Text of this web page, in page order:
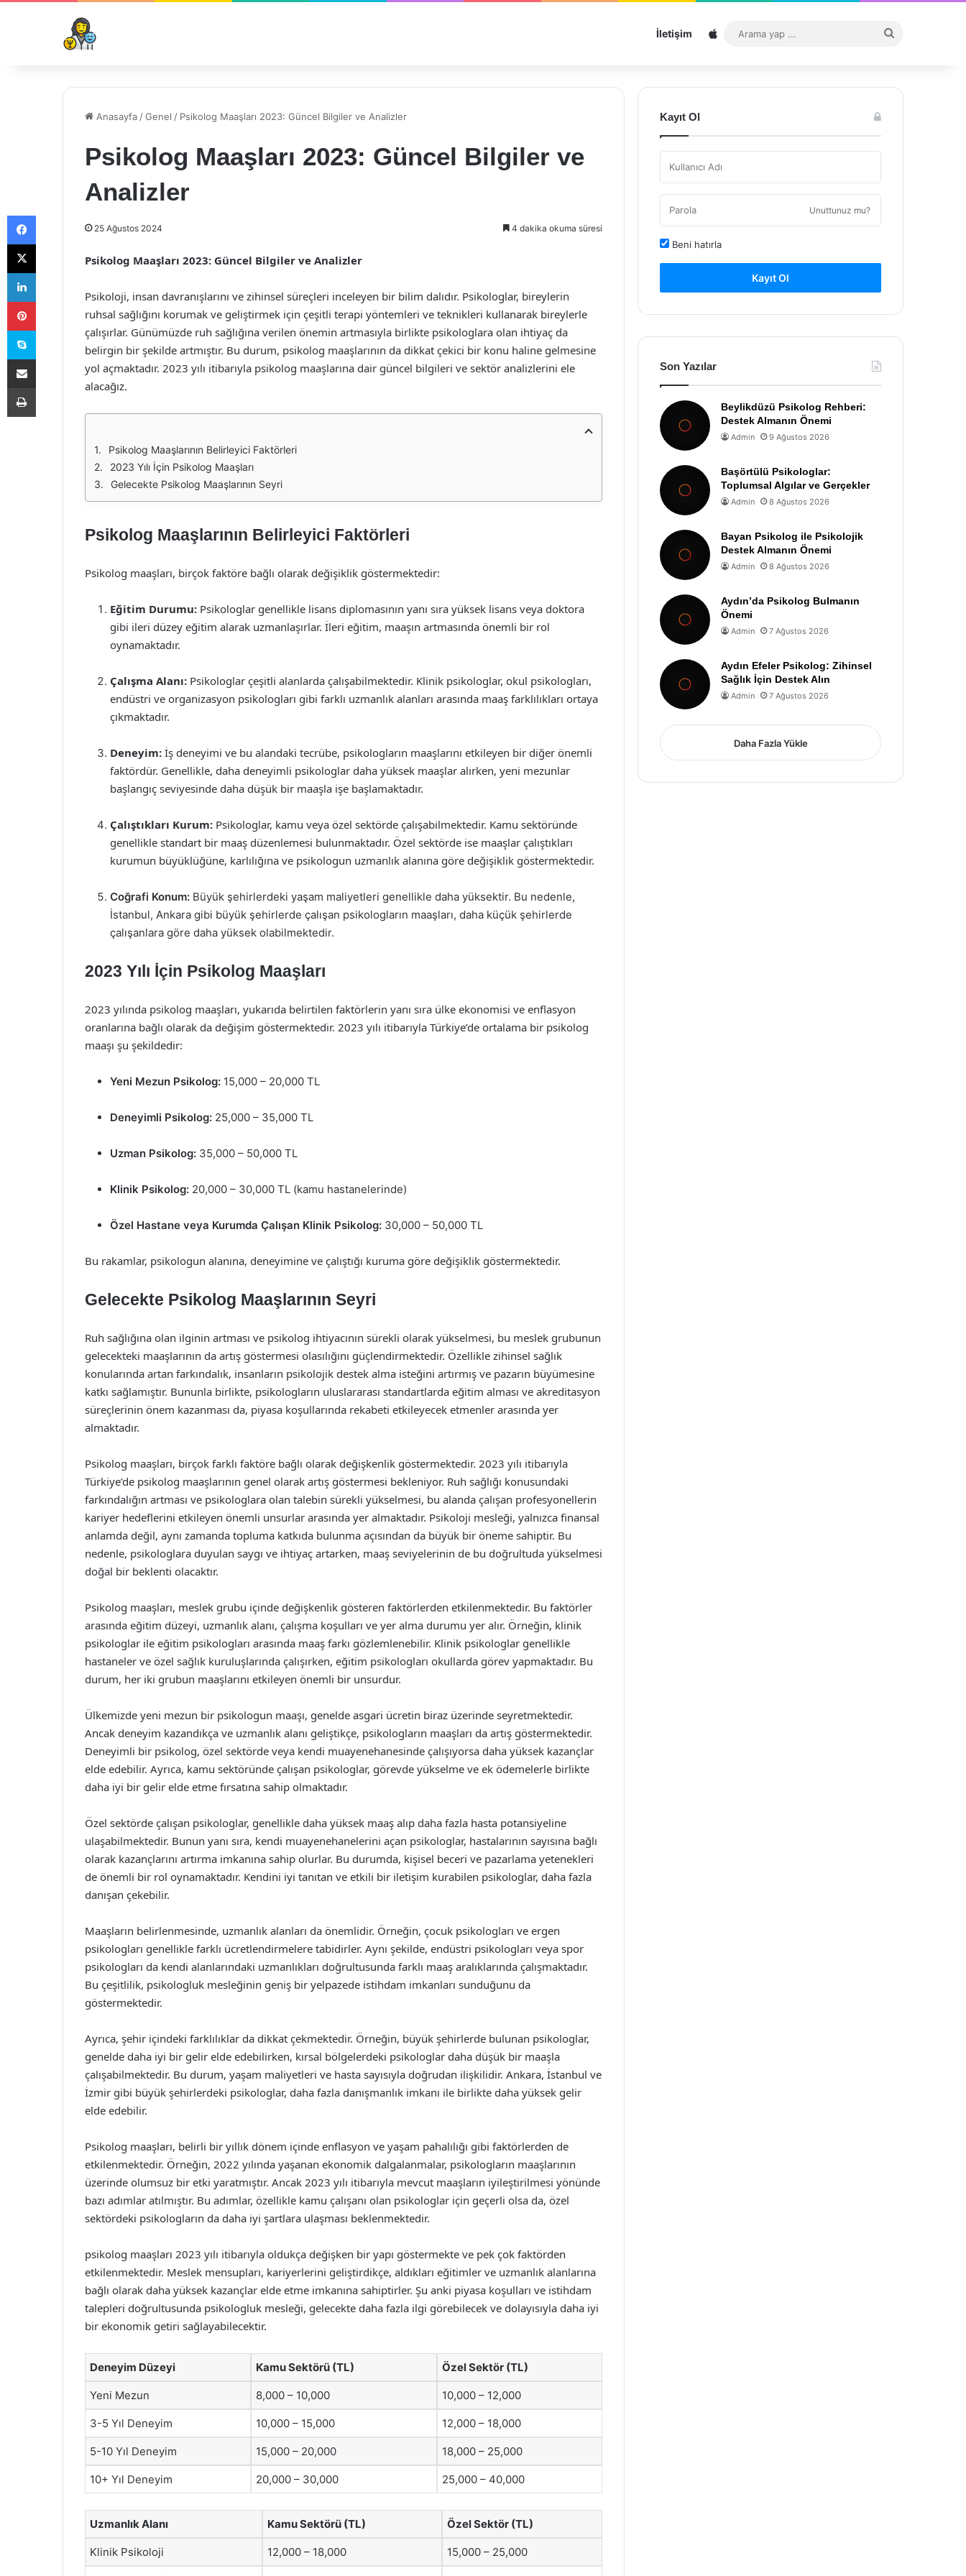
İletişim Sitemap
...
Anasayfa /Genel / Psikolog Maaşları 2023: Güncel Bilgiler ve Analizler
Psikolog Maaşları 2023: Güncel Bilgiler ve
Analizler
25 Ağustos 2024 4 dakika okuma süresi
Psikolog Maaşları 2023: Güncel Bilgiler ve Analizler
Psikoloji, insan davranışlarını ve zihinsel süreçleri inceleyen bir bilim dalıdır. Psikologlar, bireylerin
ruhsal sağlığını korumak ve geliştirmek için çeşitli terapi yöntemleri ve teknikleri kullanarak bireylerle
çalışırlar. Günümüzde ruh sağlığına verilen önemin artmasıyla birlikte psikologlara olan ihtiyaç da
belirgin bir şekilde artmıştır. Bu durum, psikolog maaşlarının da dikkat çekici bir konu haline gelmesine
yol açmaktadır. 2023 yılı itibarıyla psikolog maaşlarına dair güncel bilgileri ve sektör analizlerini ele
alacağız.
Psikolog Maaşlarının Belirleyici Faktörleri
2023 Yılı İçin Psikolog Maaşları
Gelecekte Psikolog Maaşlarının Seyri
Psikolog Maaşlarının Belirleyici Faktörleri
Psikolog maaşları, birçok faktöre bağlı olarak değişiklik göstermektedir:
Eğitim Durumu: Psikologlar genellikle lisans diplomasının yanı sıra yüksek lisans veya doktora
gibi ileri düzey eğitim alarak uzmanlaşırlar. İleri eğitim, maaşın artmasında önemli bir rol
oynamaktadır.
Çalışma Alanı: Psikologlar çeşitli alanlarda çalışabilmektedir. Klinik psikologlar, okul psikologları,
endüstri ve organizasyon psikologları gibi farklı uzmanlık alanları arasında maaş farklılıkları ortaya
çıkmaktadır.
Deneyim: İş deneyimi ve bu alandaki tecrübe, psikologların maaşlarını etkileyen bir diğer önemli
faktördür. Genellikle, daha deneyimli psikologlar daha yüksek maaşlar alırken, yeni mezunlar
başlangıç seviyesinde daha düşük bir maaşla işe başlamaktadır.
Çalıştıkları Kurum: Psikologlar, kamu veya özel sektörde çalışabilmektedir. Kamu sektöründe
genellikle standart bir maaş düzenlemesi bulunmaktadır. Özel sektörde ise maaşlar çalıştıkları
kurumun büyüklüğüne, karlılığına ve psikologun uzmanlık alanına göre değişiklik göstermektedir.
Coğrafi Konum: Büyük şehirlerdeki yaşam maliyetleri genellikle daha yüksektir. Bu nedenle,
İstanbul, Ankara gibi büyük şehirlerde çalışan psikologların maaşları, daha küçük şehirlerde
çalışanlara göre daha yüksek olabilmektedir.
2023 Yılı İçin Psikolog Maaşları
2023 yılında psikolog maaşları, yukarıda belirtilen faktörlerin yanı sıra ülke ekonomisi ve enflasyon
oranlarına bağlı olarak da değişim göstermektedir. 2023 yılı itibarıyla Türkiye’de ortalama bir psikolog
maaşı şu şekildedir:
Yeni Mezun Psikolog: 15,000 – 20,000 TL
Deneyimli Psikolog: 25,000 – 35,000 TL
Uzman Psikolog: 35,000 – 50,000 TL
Klinik Psikolog: 20,000 – 30,000 TL (kamu hastanelerinde)
Özel Hastane veya Kurumda Çalışan Klinik Psikolog: 30,000 – 50,000 TL
Bu rakamlar, psikologun alanına, deneyimine ve çalıştığı kuruma göre değişiklik göstermektedir.
Gelecekte Psikolog Maaşlarının Seyri
Ruh sağlığına olan ilginin artması ve psikolog ihtiyacının sürekli olarak yükselmesi, bu meslek grubunun
gelecekteki maaşlarının da artış göstermesi olasılığını güçlendirmektedir. Özellikle zihinsel sağlık
konularında artan farkındalık, insanların psikolojik destek alma isteğini artırmış ve pazarın büyümesine
katkı sağlamıştır. Bununla birlikte, psikologların uluslararası standartlarda eğitim alması ve akreditasyon
süreçlerinin önem kazanması da, piyasa koşullarında rekabeti etkileyecek etmenler arasında yer
almaktadır.
Psikolog maaşları, birçok farklı faktöre bağlı olarak değişkenlik göstermektedir. 2023 yılı itibarıyla
Türkiye’de psikolog maaşlarının genel olarak artış göstermesi bekleniyor. Ruh sağlığı konusundaki
farkındalığın artması ve psikologlara olan talebin sürekli yükselmesi, bu alanda çalışan profesyonellerin
kariyer hedeflerini etkileyen önemli unsurlar arasında yer almaktadır. Psikoloji mesleği, yalnızca finansal
anlamda değil, aynı zamanda topluma katkıda bulunma açısından da büyük bir öneme sahiptir. Bu
nedenle, psikologlara duyulan saygı ve ihtiyaç artarken, maaş seviyelerinin de bu doğrultuda yükselmesi
doğal bir beklenti olacaktır.
Psikolog maaşları, meslek grubu içinde değişkenlik gösteren faktörlerden etkilenmektedir. Bu faktörler
arasında eğitim düzeyi, uzmanlık alanı, çalışma koşulları ve yer alma durumu yer alır. Örneğin, klinik
psikologlar ile eğitim psikologları arasında maaş farkı gözlemlenebilir. Klinik psikologlar genellikle
hastaneler ve özel sağlık kuruluşlarında çalışırken, eğitim psikologları okullarda görev yapmaktadır. Bu
durum, her iki grubun maaşlarını etkileyen önemli bir unsurdur.
Ülkemizde yeni mezun bir psikologun maaşı, genelde asgari ücretin biraz üzerinde seyretmektedir.
Ancak deneyim kazandıkça ve uzmanlık alanı geliştikçe, psikologların maaşları da artış göstermektedir.
Deneyimli bir psikolog, özel sektörde veya kendi muayenehanesinde çalışıyorsa daha yüksek kazançlar
elde edebilir. Ayrıca, kamu sektöründe çalışan psikologlar, görevde yükselme ve ek ödemelerle birlikte
daha iyi bir gelir elde etme fırsatına sahip olmaktadır.
Özel sektörde çalışan psikologlar, genellikle daha yüksek maaş alıp daha fazla hasta potansiyeline
ulaşabilmektedir. Bunun yanı sıra, kendi muayenehanelerini açan psikologlar, hastalarının sayısına bağlı
olarak kazançlarını artırma imkanına sahip olurlar. Bu durumda, kişisel beceri ve pazarlama yetenekleri
de önemli bir rol oynamaktadır. Kendini iyi tanıtan ve etkili bir iletişim kurabilen psikologlar, daha fazla
danışan çekebilir.
Maaşların belirlenmesinde, uzmanlık alanları da önemlidir. Örneğin, çocuk psikologları ve ergen
psikologları genellikle farklı ücretlendirmelere tabidirler. Aynı şekilde, endüstri psikologları veya spor
psikologları da kendi alanlarındaki uzmanlıkları doğrultusunda farklı maaş aralıklarında çalışmaktadır.
Bu çeşitlilik, psikologluk mesleğinin geniş bir yelpazede istihdam imkanları sunduğunu da
göstermektedir.
Ayrıca, şehir içindeki farklılıklar da dikkat çekmektedir. Örneğin, büyük şehirlerde bulunan psikologlar,
genelde daha iyi bir gelir elde edebilirken, kırsal bölgelerdeki psikologlar daha düşük bir maaşla
çalışabilmektedir. Bu durum, yaşam maliyetleri ve hasta sayısıyla doğrudan ilişkilidir. Ankara, İstanbul ve
İzmir gibi büyük şehirlerdeki psikologlar, daha fazla danışmanlık imkanı ile birlikte daha yüksek gelir
elde edebilir.
Psikolog maaşları, belirli bir yıllık dönem içinde enflasyon ve yaşam pahalılığı gibi faktörlerden de
etkilenmektedir. Örneğin, 2022 yılında yaşanan ekonomik dalgalanmalar, psikologların maaşlarının
üzerinde olumsuz bir etki yaratmıştır. Ancak 2023 yılı itibarıyla mevcut maaşların iyileştirilmesi yönünde
bazı adımlar atılmıştır. Bu adımlar, özellikle kamu çalışanı olan psikologlar için geçerli olsa da, özel
sektördeki psikologların da daha iyi şartlara ulaşması beklenmektedir.
psikolog maaşları 2023 yılı itibarıyla oldukça değişken bir yapı göstermekte ve pek çok faktörden
etkilenmektedir. Meslek mensupları, kariyerlerini geliştirdikçe, aldıkları eğitimler ve uzmanlık alanlarına
bağlı olarak daha yüksek kazançlar elde etme imkanına sahiptirler. Şu anki piyasa koşulları ve istihdam
talepleri doğrultusunda psikologluk mesleği, gelecekte daha fazla ilgi görebilecek ve dolayısıyla daha iyi
bir ekonomik getiri sağlayabilecektir.
Deneyim Düzeyi Kamu Sektörü (TL) Özel Sektör (TL)
Yeni Mezun 8,000 – 10,000 10,000 – 12,000
3-5 Yıl Deneyim 10,000 – 15,000 12,000 – 18,000
5-10 Yıl Deneyim 15,000 – 20,000 18,000 – 25,000
10+ Yıl Deneyim 20,000 – 30,000 25,000 – 40,000
Uzmanlık Alanı Kamu Sektörü (TL) Özel Sektör (TL)
Klinik Psikoloji 12,000 – 18,000 15,000 – 25,000
Kayıt Ol
Unuttunuz mu?
Beni hatırla
Kayıt Ol
Son Yazılar
Beylikdüzü Psikolog Rehberi:
Destek Almanın Önemi
Admin 9 Ağustos 2026
Başörtülü Psikologlar:
Toplumsal Algılar ve Gerçekler
Admin 8 Ağustos 2026
Bayan Psikolog ile Psikolojik
Destek Almanın Önemi
Admin 8 Ağustos 2026
Aydın’da Psikolog Bulmanın
Önemi
Admin 7 Ağustos 2026
Aydın Efeler Psikolog: Zihinsel
Sağlık İçin Destek Alın
Admin 7 Ağustos 2026
Daha Fazla Yükle
Facebook
X
LinkedIn
Pinterest
Skype
E-Posta ile paylaş